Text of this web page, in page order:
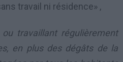
travail ni résidence» ,
travaillant régulièrement
en plus des dégâts de la